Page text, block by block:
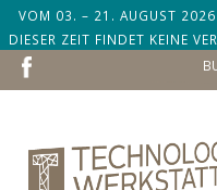
VOM 03. – 21. AUGUST 2026
DIESER ZEIT FINDET KEINE
DEM 24.
NAVIGATION
ÜBERSPRINGEN